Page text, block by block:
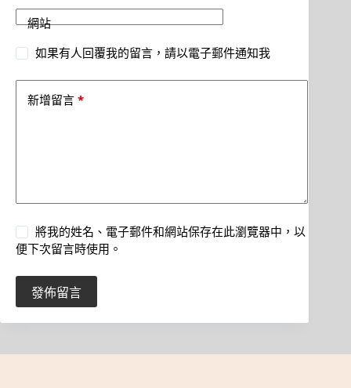
網站
如果有人回覆我的留言，請以電子郵件通知我
新增留言 *
將我的姓名、電子郵件和網站保存在此瀏覽器中，以
便下次留言時使用。
發佈留言